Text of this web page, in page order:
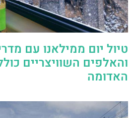
טיול יום ממילאנו עם
והאלפים השוויצריים
האדומה